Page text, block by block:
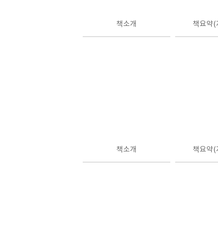
책소개 책요약(
책소개 책요약(